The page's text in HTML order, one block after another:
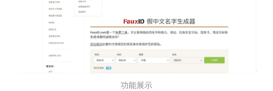
功能展示